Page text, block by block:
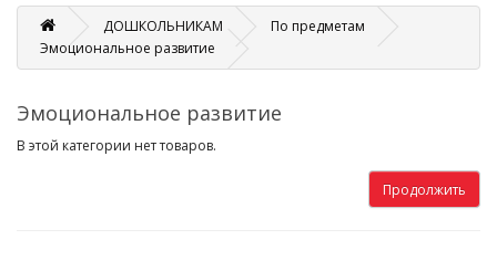
ДОШКОЛЬНИКАМ
По предметам
Эмоциональное развитие
Эмоциональное развитие
В этой категории нет товаров.
Продолжить